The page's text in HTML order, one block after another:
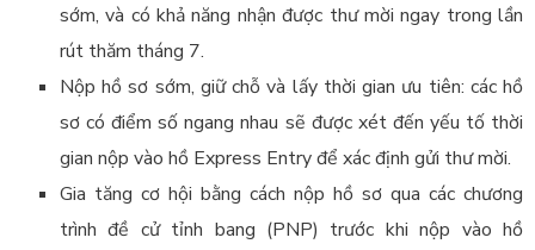
sớm, và có khả năng nhận được thư mời ngay trong lần
rút thăm tháng 7.
Nộp hồ sơ sớm, giữ chỗ và lấy thời gian ưu tiên: các hồ
sơ có điểm số ngang nhau sẽ được xét đến yếu tố thời
gian nộp vào hồ Express Entry để xác định gửi thư mời.
Gia tăng cơ hội bằng cách nộp hồ sơ qua các chương
trình đề cử tỉnh bang (PNP) trước khi nộp vào hồ